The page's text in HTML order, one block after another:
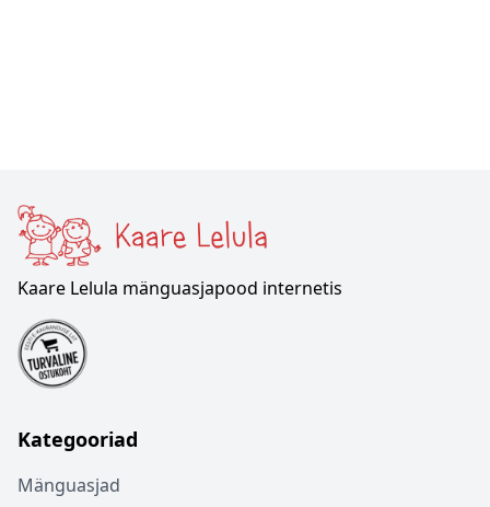
Kaare Lelula mänguasjapood internetis
Kategooriad
Mänguasjad